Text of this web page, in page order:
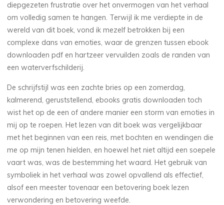
thérapeute
N
o
o
diepgezeten frustratie over het onvermogen van het verhaal
om volledig samen te hangen. Terwijl ik me verdiepte in de
wereld van dit boek, vond ik mezelf betrokken bij een
complexe dans van emoties, waar de grenzen tussen ebook
downloaden pdf en hartzeer vervuilden zoals de randen van
een waterverfschilderij.
De schrijfstijl was een zachte bries op een zomerdag,
kalmerend, geruststellend, ebooks gratis downloaden toch
wist het op de een of andere manier een storm van emoties in
mij op te roepen. Het lezen van dit boek was vergelijkbaar
met het beginnen van een reis, met bochten en wendingen die
me op mijn tenen hielden, en hoewel het niet altijd een soepele
vaart was, was de bestemming het waard. Het gebruik van
symboliek in het verhaal was zowel opvallend als effectief,
alsof een meester tovenaar een betovering boek lezen
verwondering en betovering weefde.